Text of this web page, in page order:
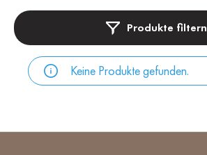
Produkte filtern
Keine Produkte gefunden.